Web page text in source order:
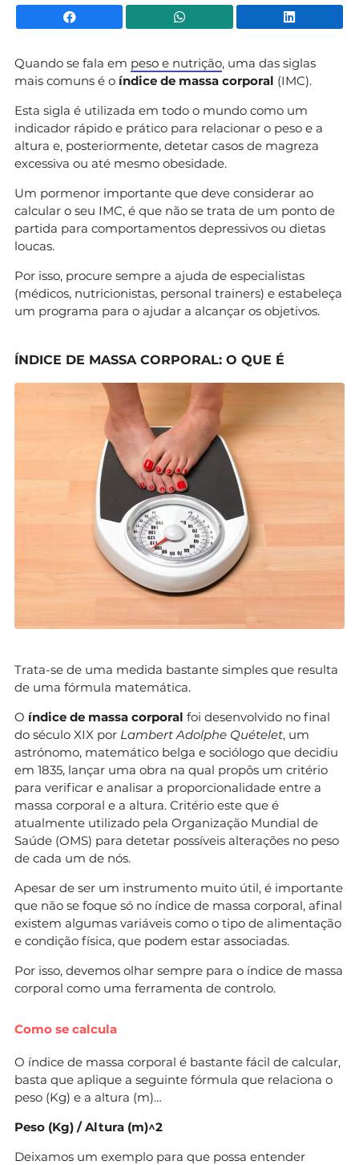
Facebook WhatsApp
Quando se fala em peso e nutrição, uma das siglas
mais comuns é o índice de massa corporal (IMC).
Esta sigla é utilizada em todo o mundo como um
indicador rápido e prático para relacionar o peso e a
altura e, posteriormente, detetar casos de magreza
excessiva ou até mesmo obesidade.
Um pormenor importante que deve considerar ao
calcular o seu IMC, é que não se trata de um ponto de
partida para comportamentos depressivos ou dietas
loucas.
Por isso, procure sempre a ajuda de especialistas
(médicos, nutricionistas, personal trainers) e estabeleça
um programa para o ajudar a alcançar os objetivos.
ÍNDICE DE MASSA CORPORAL: O QUE É
Trata-se de uma medida bastante simples que resulta
de uma fórmula matemática.
O índice de massa corporal foi desenvolvido no final
do século XIX por Lambert Adolphe Quételet, um
astrónomo, matemático belga e sociólogo que decidiu
em 1835, lançar uma obra na qual propôs um critério
para verificar e analisar a proporcionalidade entre a
massa corporal e a altura. Critério este que é
atualmente utilizado pela Organização Mundial de
Saúde (OMS) para detetar possíveis alterações no peso
de cada um de nós.
Apesar de ser um instrumento muito útil, é importante
que não se foque só no índice de massa corporal, afinal
existem algumas variáveis como o tipo de alimentação
e condição física, que podem estar associadas.
Por isso, devemos olhar sempre para o índice de massa
corporal como uma ferramenta de controlo.
Como se calcula
O índice de massa corporal é bastante fácil de calcular,
basta que aplique a seguinte fórmula que relaciona o
peso (Kg) e a altura (m)…
Peso (Kg) / Altura (m)^2
Deixamos um exemplo para que possa entender